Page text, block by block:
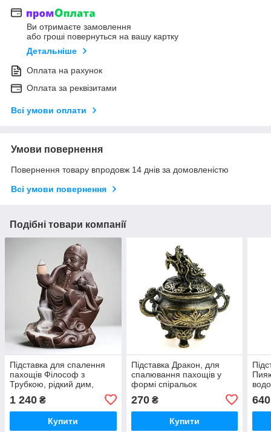
Ви отримаєте замовлення
або гроші повернуться на вашу картку
Детальніше
Оплата на рахунок
Оплата за реквізитами
Всі умови оплати
Умови повернення
Повернення товару впродовж 14 днів за домовленістю
Всі умови повернення
Подібні товари компанії
Підставка для спалення
пахощів Філософ з
Трубкою, рідкий дим,
1 240 ₴
Купити
Підставка Дракон, для
спалювання пахощів у
формі спіральок
4.5×3×4.8 см
270₴
Купити
640